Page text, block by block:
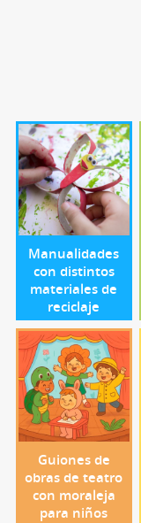
Manualidades
con distintos
materiales de
reciclaje
Guiones de
obras de teatro
con moraleja
para niños